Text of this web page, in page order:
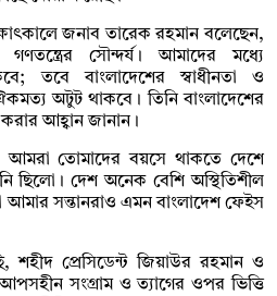
জনাব তারেক রহমান বলেছেন,
সৌন্দর্য। আমাদের মধ্যে
তবে বাংলাদেশের স্বাধীনতা ও
অটুট থাকবে। তিনি বাংলাদেশের
আহ্বান জানান।
তোমাদের বয়সে থাকতে দেশে
ছিলো। দেশ অনেক বেশি অস্থিতিশীল
আমার সন্তানরাও এমন বাংলাদেশ ফেইস
শহীদ প্রেসিডেন্ট জিয়াউর রহমান ও
সংগ্রাম ও ত্যাগের ওপর ভিত্তি